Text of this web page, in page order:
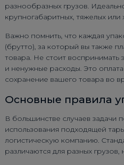
разнообразных грузов.
крупногабаритных, тяжелых или
Важно помнить, что каждая
(брутто), за который вы также
товара. Не стоит воспринимать
и ненужные расходы. Это
сохранение вашего товара во
Основные правила
В большинстве случаев задачи
использования подходящей
логистическую компанию.
различаются для разных